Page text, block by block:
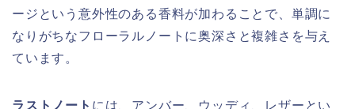
ージという意外性のある香料が加わることで、単調に
なりがちなフローラルノートに奥深さと複雑さを与え
ています。
ラストノート には、アンバー、ウッディ、レザーとい